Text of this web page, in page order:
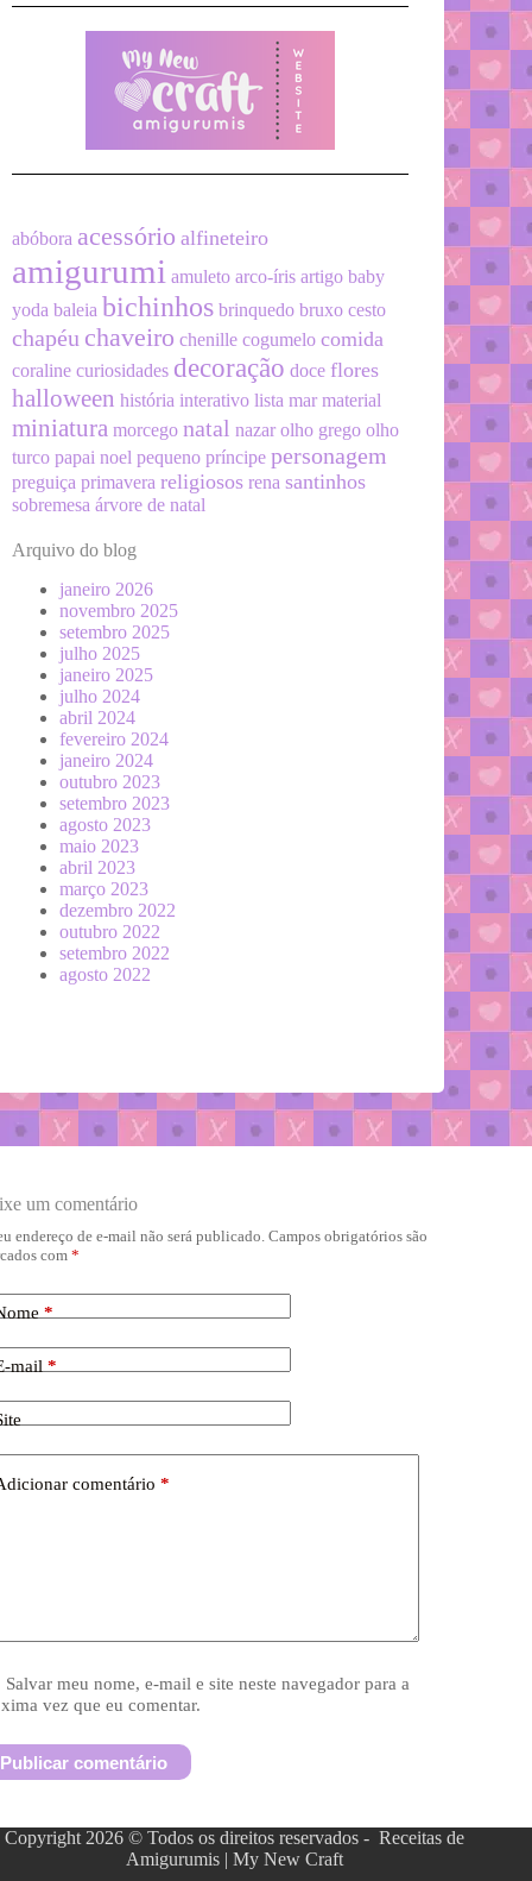
abóbora acessório alfineteiro
amigurumi amuleto arco-íris artigo baby
yoda baleia bichinhos brinquedo bruxo cesto
chapéu chaveiro chenille cogumelo comida
coraline curiosidades decoração doce flores
halloween história interativo lista mar material
miniatura morcego natal nazar olho grego olho
turco papai noel pequeno príncipe personagem
preguiça primavera religiosos rena santinhos
sobremesa árvore de natal
Arquivo do blog
janeiro 2026
novembro 2025
setembro 2025
julho 2025
janeiro 2025
julho 2024
abril 2024
fevereiro 2024
janeiro 2024
outubro 2023
setembro 2023
agosto 2023
maio 2023
abril 2023
março 2023
dezembro 2022
outubro 2022
setembro 2022
agosto 2022
um comentário
endereço de e-mail não será publicado. Campos obrigatórios são
com *
*
mail *
comentário *
Salvar meu nome, e-mail e site neste navegador para a
vez que eu comentar.
Publicar comentário
Copyright 2026 © Todos os direitos reservados - Receitas de
Amigurumis | My New Craft